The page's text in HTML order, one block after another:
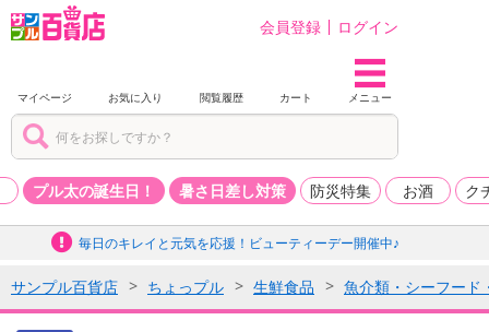
会員登録 ログイン
マイページ お気に入り 閲覧履歴 カート メニュー
プル太の誕生日！ 暑さ日差し対策 防災特集 お酒 ク
毎日のキレイと元気を応援！ビューティーデー開催中♪
サンプル百貨店 ちょっプル 生鮮食品 魚介類・シーフード